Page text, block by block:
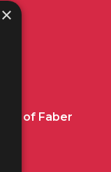
of Faber
×